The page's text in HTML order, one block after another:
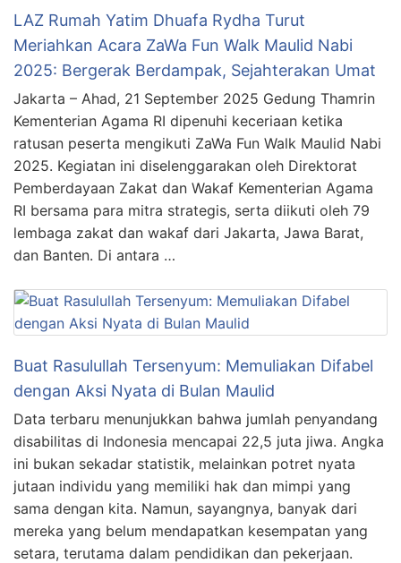
LAZ Rumah Yatim Dhuafa Rydha Turut
Meriahkan Acara ZaWa Fun Walk Maulid Nabi
2025: Bergerak Berdampak, Sejahterakan Umat
Jakarta – Ahad, 21 September 2025 Gedung Thamrin
Kementerian Agama RI dipenuhi keceriaan ketika
ratusan peserta mengikuti ZaWa Fun Walk Maulid Nabi
2025. Kegiatan ini diselenggarakan oleh Direktorat
Pemberdayaan Zakat dan Wakaf Kementerian Agama
RI bersama para mitra strategis, serta diikuti oleh 79
lembaga zakat dan wakaf dari Jakarta, Jawa Barat,
dan Banten. Di antara …
Buat Rasulullah Tersenyum: Memuliakan Difabel
dengan Aksi Nyata di Bulan Maulid
Data terbaru menunjukkan bahwa jumlah penyandang
disabilitas di Indonesia mencapai 22,5 juta jiwa. Angka
ini bukan sekadar statistik, melainkan potret nyata
jutaan individu yang memiliki hak dan mimpi yang
sama dengan kita. Namun, sayangnya, banyak dari
mereka yang belum mendapatkan kesempatan yang
setara, terutama dalam pendidikan dan pekerjaan.